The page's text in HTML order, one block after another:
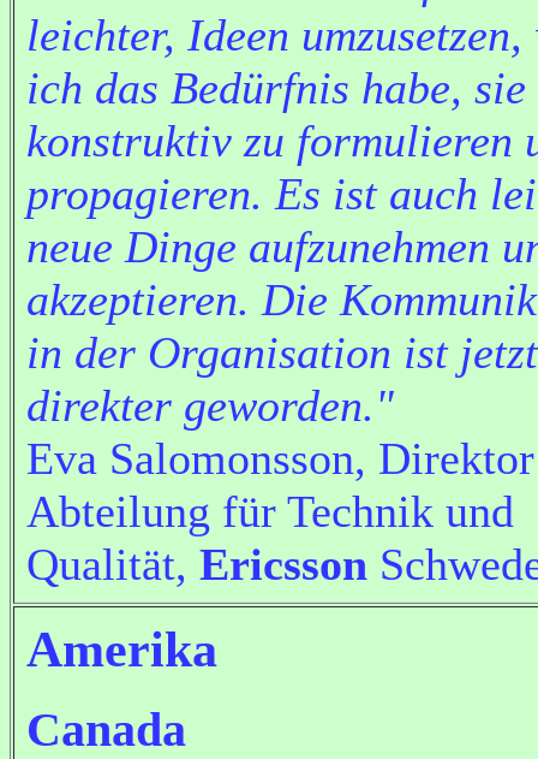
leichter, Ideen
ich das Bedürfnis habe, sie
konstruktiv zu formulieren
propagieren. Es ist auch
neue Dinge aufzunehmen
akzeptieren. Die
in der Organisation ist jetzt
direkter geworden."
Eva Salomonsson,
Abteilung für Technik und
Qualität, Ericsson
Amerika
Canada